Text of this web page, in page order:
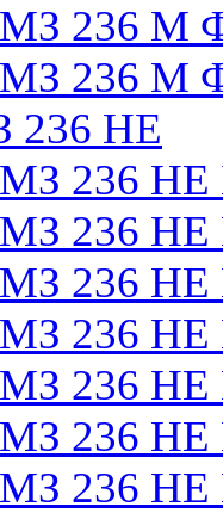
236 М
236 М
236 НЕ
236 НЕ
236 НЕ
236 НЕ
236 НЕ
236 НЕ
236 НЕ
236 НЕ